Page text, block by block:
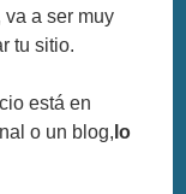
a ser muy
tu sitio.
está en
o un blog, lo